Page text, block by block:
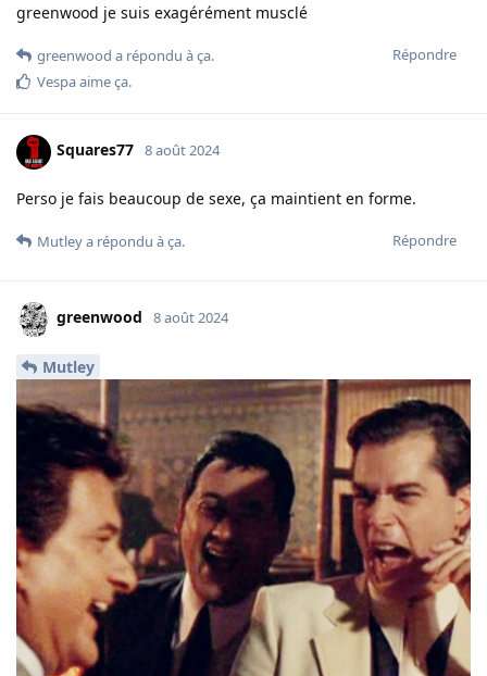
greenwood je suis exagérément musclé
Répondre
greenwood a répondu à ça.
Vespaaime ça.
Squares77 8 août 2024
Perso je fais beaucoup de sexe, ça maintient en forme.
Répondre
Mutleya répondu à ça.
greenwood 8 août 2024
Mutley